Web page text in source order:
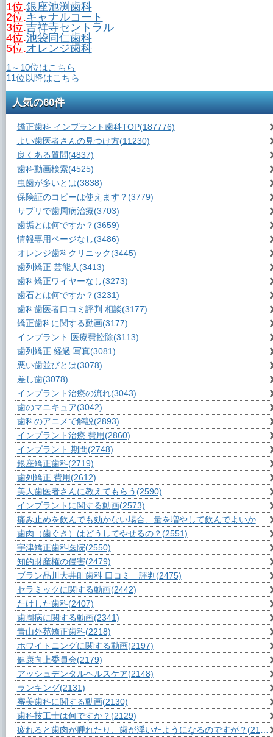
1位.銀座池渕歯科
2位.キャナルコート
3位.吉祥寺セントラル
4位.池袋同仁歯科
5位.オレンジ歯科
1～10位はこちら
11位以降はこちら
人気の60件
矯正歯科 インプラント歯科TOP(187776)
よい歯医者さんの見つけ方(11230)
良くある質問(4837)
歯科動画検索(4525)
虫歯が多いとは(3838)
保険証のコピーは使えます？ (3779)
サプリで歯周病治療(3703)
歯垢とは何ですか？ (3659)
情報専用ページなし(3486)
オレンジ歯科クリニック(3445)
歯列矯正 芸能人 (3413)
歯科矯正ワイヤーなし(3273)
歯石とは何ですか？ (3231)
歯科歯医者口コミ評判 相談(3177)
矯正歯科に関する動画(3177)
インプラント 医療費控除(3113)
歯列矯正 経過 写真(3081)
悪い歯並びとは(3078)
差し歯(3078)
インプラント治療の流れ(3043)
歯のマニキュア(3042)
歯科のアニメで解説(2893)
インプラント治療 費用(2860)
インプラント 期間(2748)
銀座矯正歯科(2719)
歯列矯正 費用(2612)
美人歯医者さんに教えてもらう (2590)
インプラントに関する動画(2573)
痛み止めを飲んでも効かない場合、量を増やして飲んでよいか？
歯肉（歯ぐき）はどうしてやせるの？ (2551)
宇津矯正歯科医院(2550)
知的財産権の侵害(2479)
ブラン品川大井町歯科 口コミ 評判 (2475)
セラミックに関する動画(2442)
たけした歯科(2407)
歯周病に関する動画(2341)
青山外苑矯正歯科(2218)
ホワイトニングに関する動画(2197)
健康向上委員会(2179)
アッシュデンタルヘルスケア(2148)
ランキング(2131)
審美歯科に関する動画(2130)
歯科技工士は何ですか？ (2129)
疲れると歯肉が腫れたり、歯が浮いたようになるのですが？ (2104)